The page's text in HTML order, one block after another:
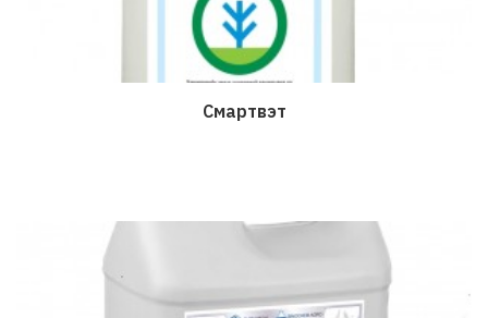
Смартвэт